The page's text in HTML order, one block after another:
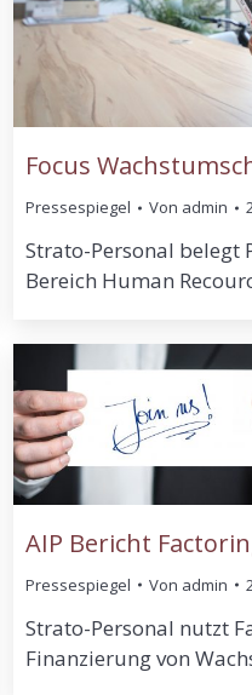
Focus
Pressespiegel Von admin
Strato-Personal belegt
Bereich Human
AIP Bericht
Pressespiegel Von admin
Strato-Personal nutzt
Finanzierung von